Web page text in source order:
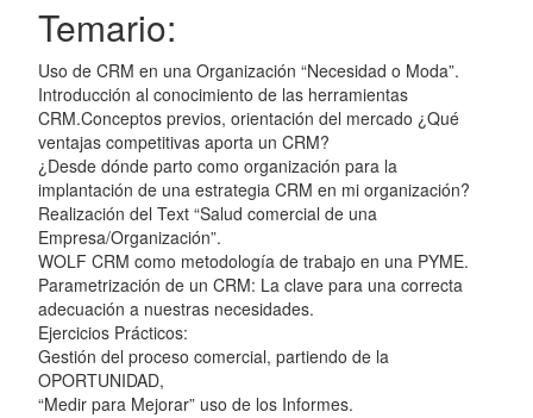
Temario:
Uso de CRM en una Organización “Necesidad o Moda”.
Introducción al conocimiento de las herramientas
CRM.Conceptos previos, orientación del mercado ¿Qué
ventajas competitivas aporta un CRM?
¿Desde dónde parto como organización para la
implantación de una estrategia CRM en mi organización?
Realización del Text “Salud comercial de una
Empresa/Organización”.
WOLF CRM como metodología de trabajo en una PYME.
Parametrización de un CRM: La clave para una correcta
adecuación a nuestras necesidades.
Ejercicios Prácticos:
Gestión del proceso comercial, partiendo de la
OPORTUNIDAD,
“Medir para Mejorar” uso de los Informes.